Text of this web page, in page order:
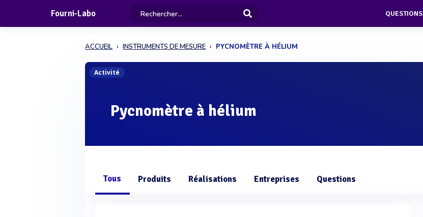
Fourni-Labo QUESTIONS
ACCUEIL INSTRUMENTS DE MESURE PYCNOMÈTRE À HÉLIUM
Activité
Pycnomètre à hélium
Tous Produits Réalisations Entreprises Questions